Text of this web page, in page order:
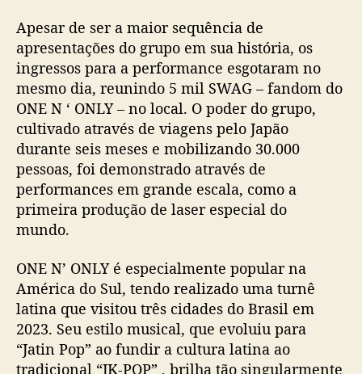
o
r
4
7
p
r
e
f
e
i
t
s
e
r
e
a
f
Apesar de ser a maior sequência de
apresentações do grupo em sua história, os
ingressos para a performance esgotaram no
mesmo dia, reunindo 5 mil SWAG – fandom do
ONE N ‘ ONLY – no local. O poder do grupo,
cultivado através de viagens pelo Japão
durante seis meses e mobilizando 30.000
pessoas, foi demonstrado através de
performances em grande escala, como a
primeira produção de laser especial do
mundo.
ONE N’ ONLY é especialmente popular na
América do Sul, tendo realizado uma turnê
latina que visitou três cidades do Brasil em
2023. Seu estilo musical, que evoluiu para
“Jatin Pop” ao fundir a cultura latina ao
tradicional “JK-POP” , brilha tão singularmente